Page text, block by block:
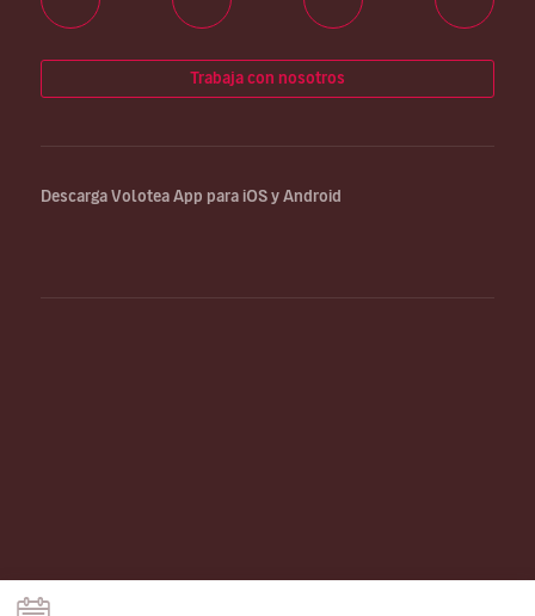
Trabaja con nosotros
Descarga Volotea App para iOS y Android